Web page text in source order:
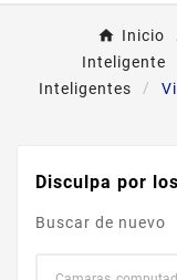
Inicio
Inteligente
Inteligentes
Disculpa por
Buscar de nuevo